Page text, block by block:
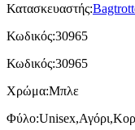
Κατασκευαστής:
Κωδικός:30965
Κωδικός:30965
Χρώμα:Μπλε
Φύλο: